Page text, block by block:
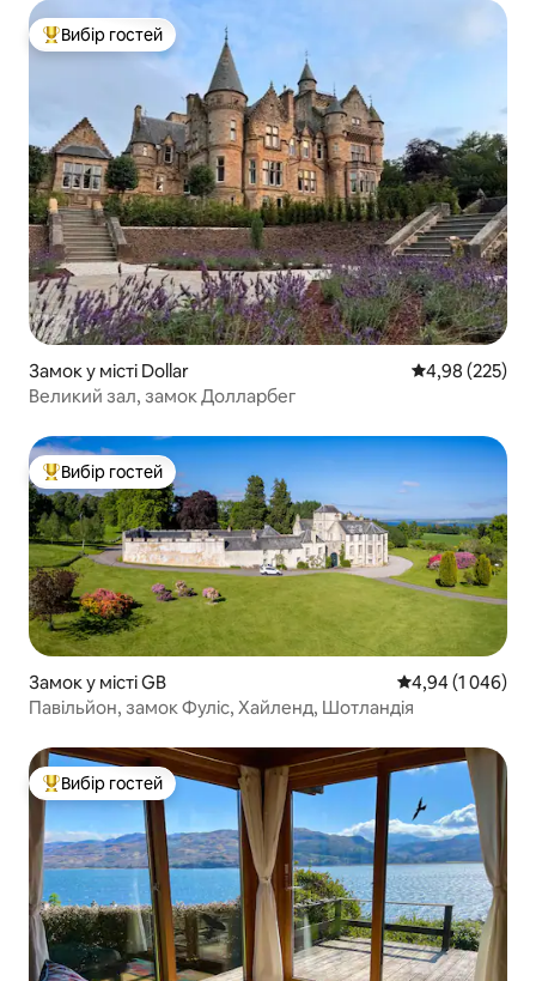
Топ вибір гостей
Вибір гостей
Замок у місті Dollar Середня
4,98 (225)
Великий зал, замок Долларбег
Топ вибір гостей
Вибір гостей
Замок у місті GB Середня
4,94 (1 046)
Павільйон, замок Фуліс, Хайленд, Шотландія
Топ вибір гостей
Вибір гостей